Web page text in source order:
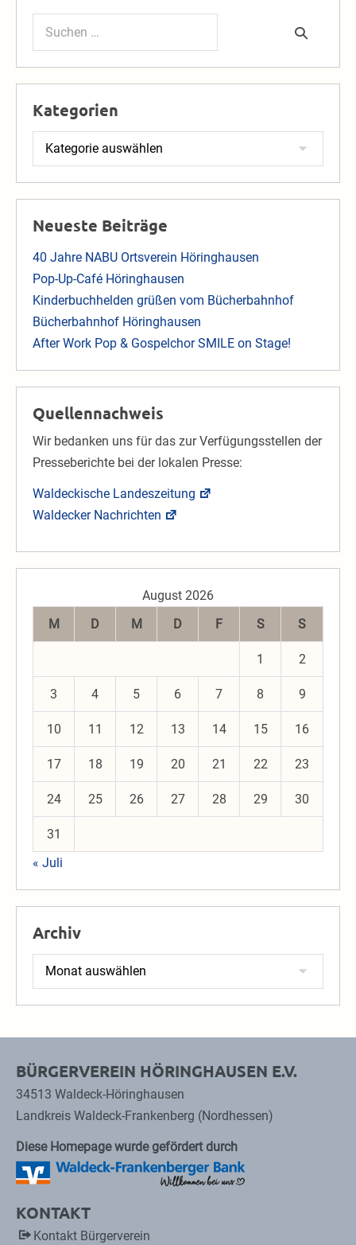
Suchen
Kategorien
Kategorien
Neueste Beiträge
40 Jahre NABU Ortsverein Höringhausen
Pop-Up-Café Höringhausen
Kinderbuchhelden grüßen vom Bücherbahnhof
Bücherbahnhof Höringhausen
After Work Pop & Gospelchor SMILE on Stage!
Quellennachweis
Wir bedanken uns für das zur Verfügungsstellen der
Presseberichte bei der lokalen Presse:
Waldeckische Landeszeitung
Waldecker Nachrichten
August 2026
M
D M D F S S
1 2
3 4 5 6 7 8 9
10 11 12 13 14 15 16
17 18 19 20 21 22 23
24 25 26 27 28 29 30
31
« Juli
Archiv
Archiv
BÜRGERVEREIN HÖRINGHAUSEN E.V.
34513 Waldeck-Höringhausen
Landkreis Waldeck-Frankenberg (Nordhessen)
Diese Homepage wurde gefördert durch
KONTAKT
Kontakt Bürgerverein